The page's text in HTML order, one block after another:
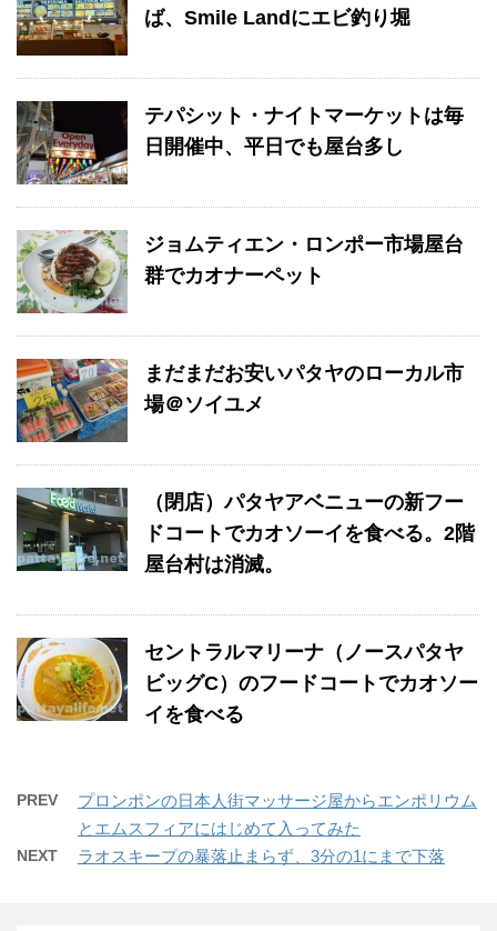
ば、Smile Landにエビ釣り堀
テパシット・ナイトマーケットは毎
日開催中、平日でも屋台多し
ジョムティエン・ロンポー市場屋台
群でカオナーペット
まだまだお安いパタヤのローカル市
場＠ソイユメ
（閉店）パタヤアベニューの新フー
ドコートでカオソーイを食べる。2階
屋台村は消滅。
セントラルマリーナ（ノースパタヤ
ビッグC）のフードコートでカオソー
イを食べる
PREV
プロンポンの日本人街マッサージ屋からエンポリウム
とエムスフィアにはじめて入ってみた
NEXT ラオスキープの暴落止まらず、3分の1にまで下落